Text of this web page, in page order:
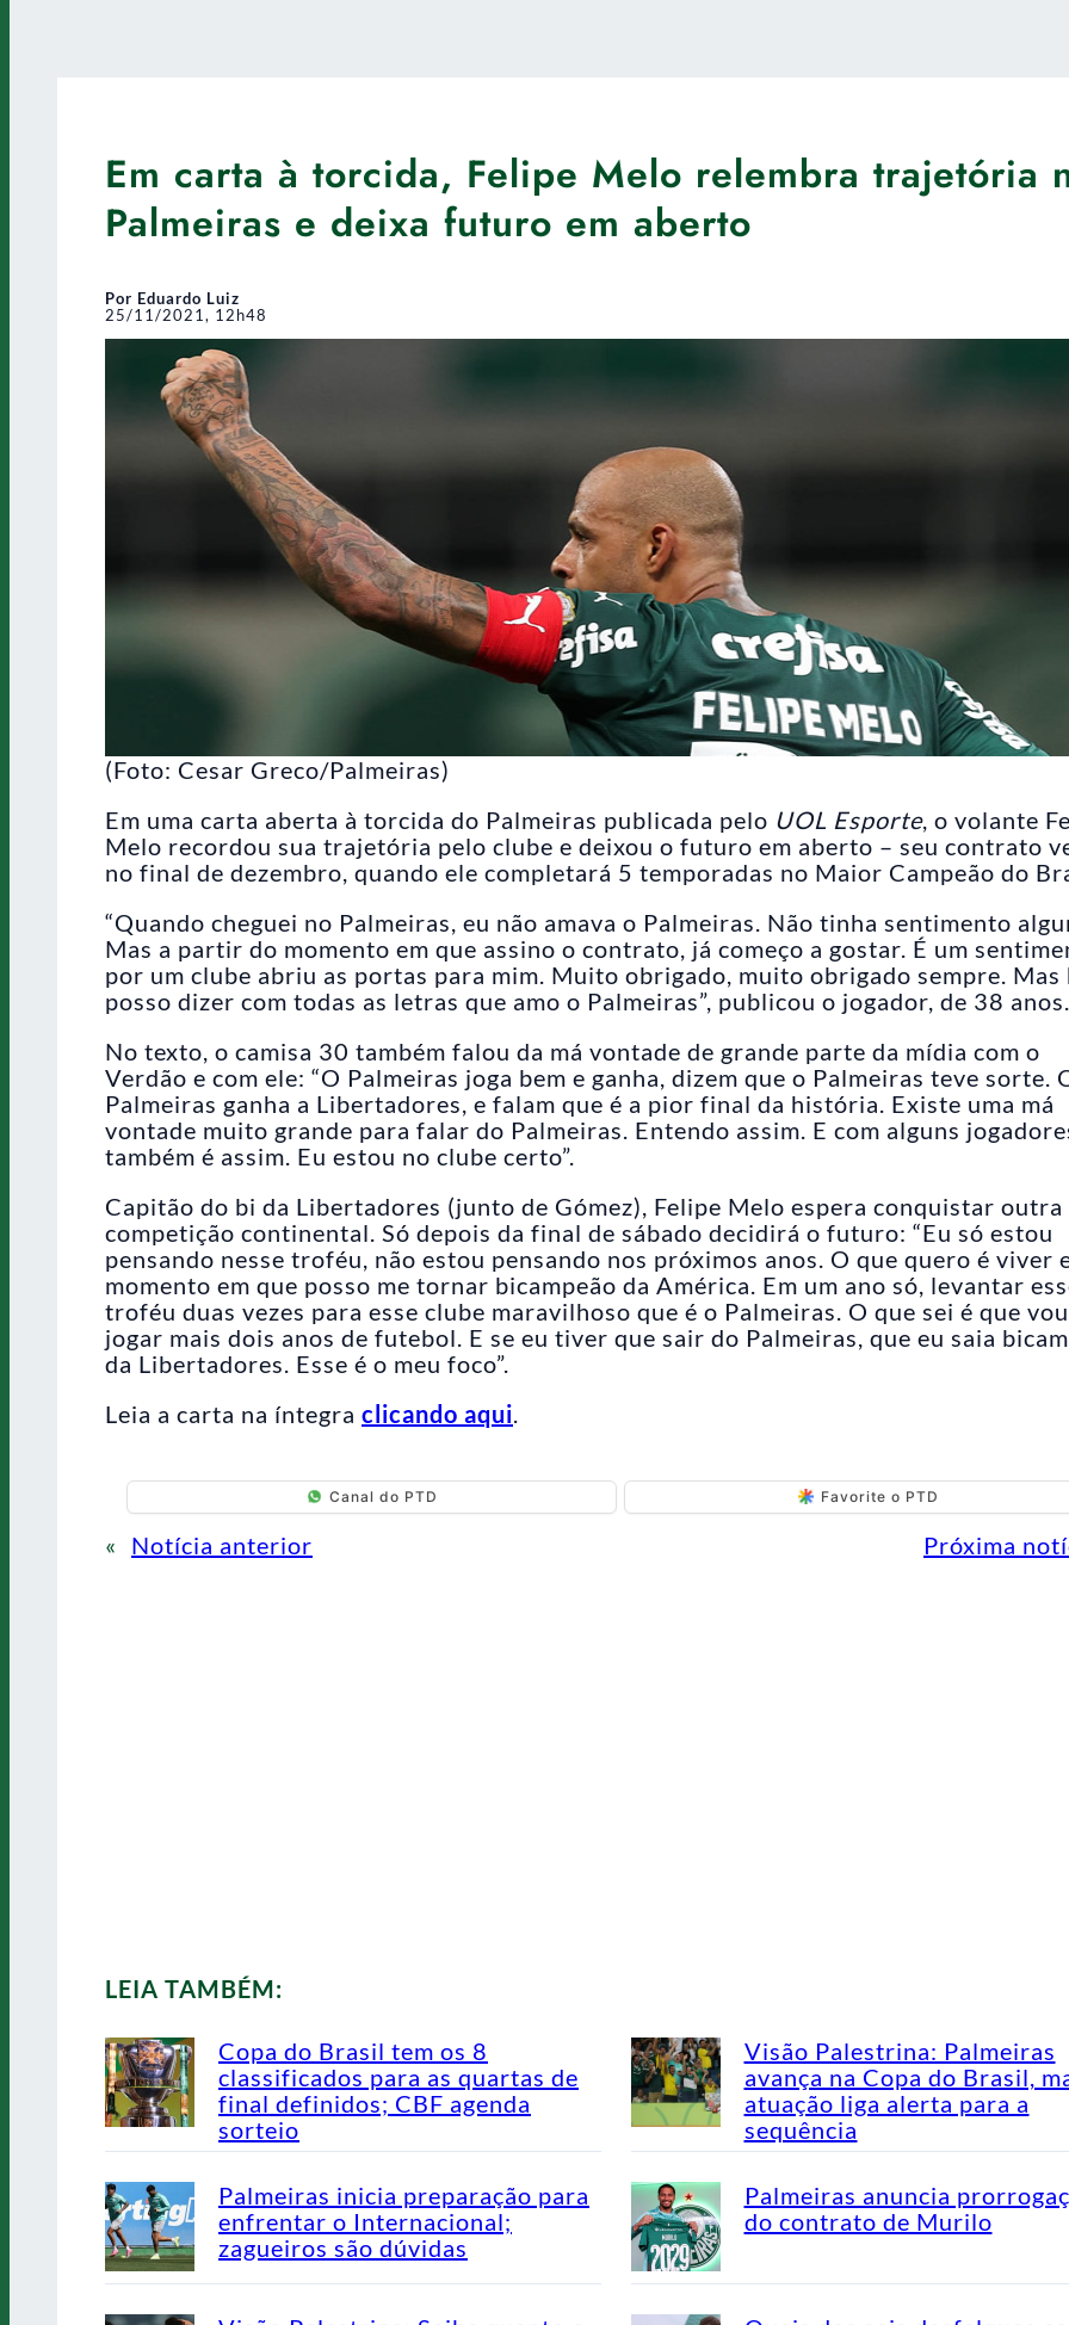
Em carta à torcida, Felipe Melo relembra trajetória
Palmeiras e deixa futuro em aberto
Por Eduardo Luiz
25/11/2021, 12h48
(Foto: Cesar Greco/Palmeiras)
Em uma carta aberta à torcida do Palmeiras publicada pelo UOL Esporte, o volante
Melo recordou sua trajetória pelo clube e deixou o futuro em aberto – seu contrato
no final de dezembro, quando ele completará 5 temporadas no Maior Campeão do
“Quando cheguei no Palmeiras, eu não amava o Palmeiras. Não tinha sentimento
Mas a partir do momento em que assino o contrato, já começo a gostar. É um
por um clube abriu as portas para mim. Muito obrigado, muito obrigado sempre. Mas
posso dizer com todas as letras que amo o Palmeiras”, publicou o jogador, de 38 anos.
No texto, o camisa 30 também falou da má vontade de grande parte da mídia com o
Verdão e com ele: “O Palmeiras joga bem e ganha, dizem que o Palmeiras teve sorte.
Palmeiras ganha a Libertadores, e falam que é a pior final da história. Existe uma má
vontade muito grande para falar do Palmeiras. Entendo assim. E com alguns
também é assim. Eu estou no clube certo”.
Capitão do bi da Libertadores (junto de Gómez), Felipe Melo espera conquistar outra
competição continental. Só depois da final de sábado decidirá o futuro: “Eu só estou
pensando nesse troféu, não estou pensando nos próximos anos. O que quero é viver
momento em que posso me tornar bicampeão da América. Em um ano só, levantar
troféu duas vezes para esse clube maravilhoso que é o Palmeiras. O que sei é que vou
jogar mais dois anos de futebol. E se eu tiver que sair do Palmeiras, que eu saia
da Libertadores. Esse é o meu foco”.
Leia a carta na íntegra clicando aqui.
Canal do PTD Favorite o PTD
« Notícia anterior Próxima
LEIA TAMBÉM:
Copa do Brasil tem os 8
classificados para as quartas de
final definidos; CBF agenda
sorteio
Visão Palestrina: Palmeiras
avança na Copa do Brasil,
atuação liga alerta para a
sequência
Palmeiras inicia preparação para
enfrentar o Internacional;
zagueiros são dúvidas
Palmeiras anuncia
do contrato de Murilo